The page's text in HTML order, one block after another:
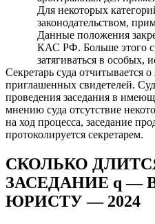
Для некоторых
законодательством,
Данные положения
КАС РФ. Больше этого
затягиваться в особых,
Секретарь суда отчитывается
приглашенных свидетелей.
проведения заседания в
мнению суда отсутствие
на ход процесса, заседание
протоколируется секретарем.
СКОЛЬКО
ЗАСЕДАНИЕ q —
ЮРИСТУ — 2024